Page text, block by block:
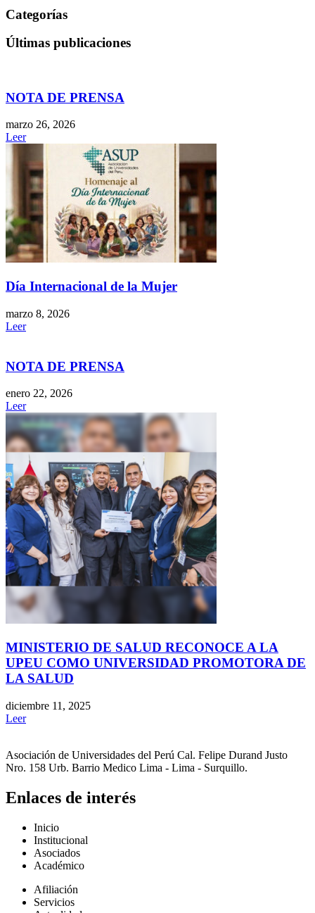
Categorías
Últimas publicaciones
NOTA DE PRENSA
marzo 26, 2026
Leer
Día Internacional de la Mujer
marzo 8, 2026
Leer
NOTA DE PRENSA
enero 22, 2026
Leer
MINISTERIO DE SALUD RECONOCE A LA
UPEU COMO UNIVERSIDAD PROMOTORA DE
LA SALUD
diciembre 11, 2025
Leer
Asociación de Universidades del Perú Cal. Felipe Durand Justo
Nro. 158 Urb. Barrio Medico Lima - Lima - Surquillo.
Enlaces de interés
Inicio
Institucional
Asociados
Académico
Afiliación
Servicios